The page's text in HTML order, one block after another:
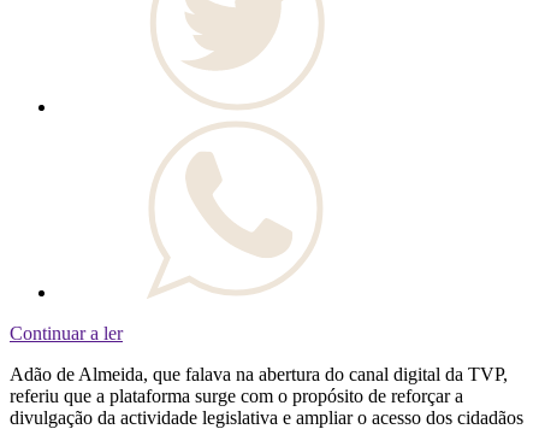
Continuar a ler
Adão de Almeida, que falava na abertura do canal digital da TVP,
referiu que a plataforma surge com o propósito de reforçar a
divulgação da actividade legislativa e ampliar o acesso dos cidadãos